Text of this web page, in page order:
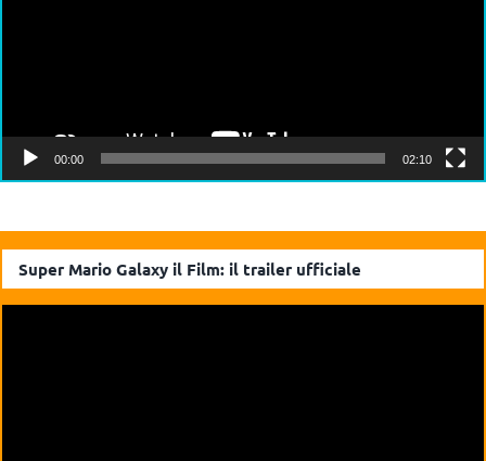
00:00 02:10
Super Mario Galaxy il Film: il trailer ufficiale